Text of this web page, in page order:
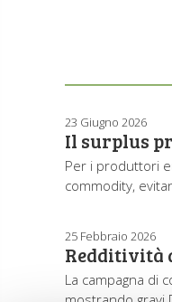
23 Giugno 2026
Il surplus
Per i produttori
commodity,
25 Febbraio 2026
Redditività
La campagna di